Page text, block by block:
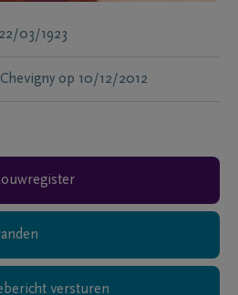
22/03/1923
op 10/12/2012
versturen